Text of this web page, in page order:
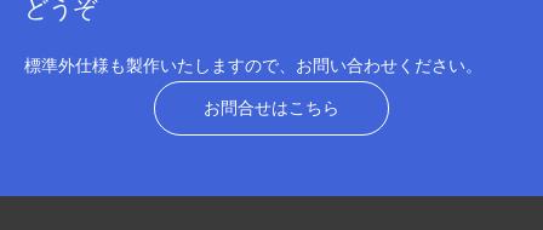
どうぞ
標準外仕様も製作いたしますので、お問い合わせください。
お問合せはこちら